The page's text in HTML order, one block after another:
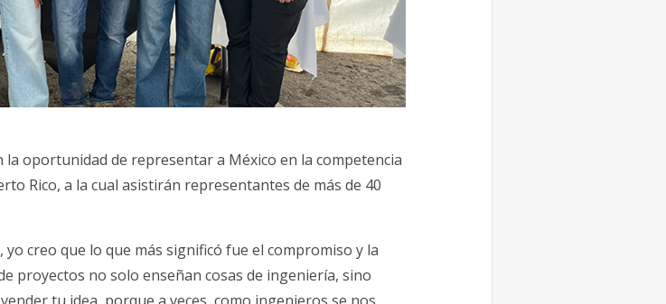
oportunidad de representar a México en la competencia
Rico, a la cual asistirán representantes de más de 40
creo que lo que más significó fue el compromiso y la
proyectos no solo enseñan cosas de ingeniería, sino